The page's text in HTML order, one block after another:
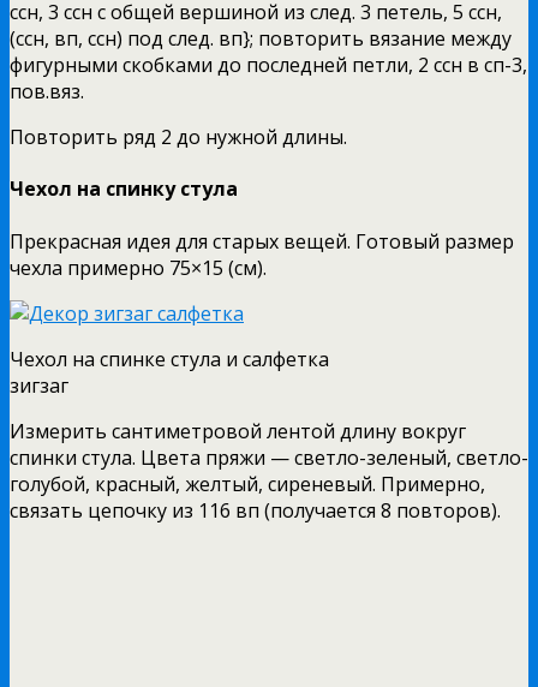
ссн, 3 ссн с общей вершиной из след. 3 петель, 5 ссн,
(ссн, вп, ссн) под след. вп}; повторить вязание между
фигурными скобками до последней петли, 2 ссн в сп-3,
пов.вяз.
Повторить ряд 2 до нужной длины.
Чехол на спинку стула
Прекрасная идея для старых вещей. Готовый размер
чехла примерно 75×15 (см).
Чехол на спинке стула и салфетка
зигзаг
Измерить сантиметровой лентой длину вокруг
спинки стула. Цвета пряжи — светло-зеленый, светло-
голубой, красный, желтый, сиреневый. Примерно,
связать цепочку из 116 вп (получается 8 повторов).